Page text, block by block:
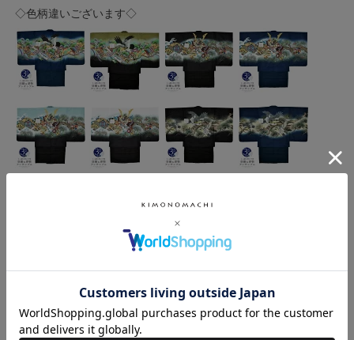
◇色柄違いございます◇
◇ご一緒にいかがですか？◇